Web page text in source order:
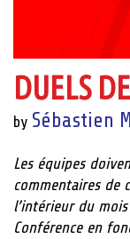
DUELS
by Sébastien
Les équipes
commentaires de
l’intérieur du
Conférence en